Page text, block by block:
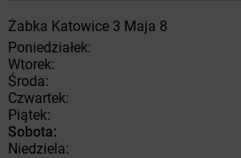
Żabka Katowice 3 Maja 8
Poniedziałek:
Wtorek:
Środa:
Czwartek:
Piątek:
Sobota:
Niedziela: